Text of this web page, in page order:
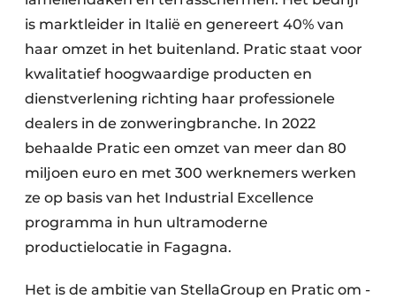
is marktleider in Italië en genereert 40% van
haar omzet in het buitenland. Pratic staat voor
kwalitatief hoogwaardige producten en
dienstverlening richting haar professionele
dealers in de zonweringbranche. In 2022
behaalde Pratic een omzet van meer dan 80
miljoen euro en met 300 werknemers werken
ze op basis van het Industrial Excellence
programma in hun ultramoderne
productielocatie in Fagagna.
Het is de ambitie van StellaGroup en Pratic om -